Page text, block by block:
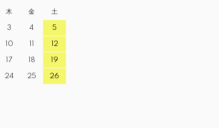
木 金 土
3 4 5
10 12
17 18 19
24 25 26